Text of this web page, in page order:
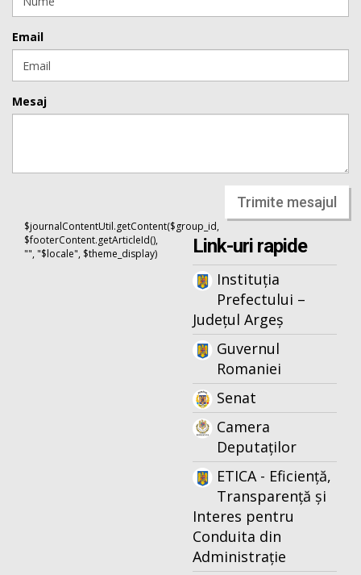
Email
Mesaj
Trimite mesajul
$journalContentUtil.getContent($group_id,
$footerContent.getArticleId(),
"", "$locale", $theme_display)
Link-uri rapide
Instituția
Prefectului –
Județul Argeș
Guvernul
Romaniei
Senat
Camera
Deputaților
ETICA - Eficiență,
Transparență și
Interes pentru
Conduita din
Administrație